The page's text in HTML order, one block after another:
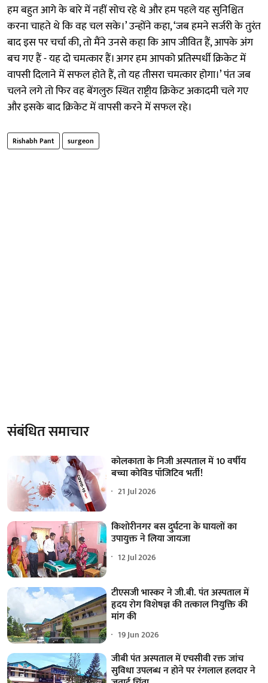
हम बहुत आगे के बारे में नहीं सोच रहे थे और हम पहले यह सुनिश्चित
करना चाहते थे कि वह चल सके।’ उन्होंने कहा, ‘जब हमने सर्जरी के तुरंत
बाद इस पर चर्चा की, तो मैंने उनसे कहा कि आप जीवित हैं, आपके अंग
बच गए हैं - यह दो चमत्कार हैं। अगर हम आपको प्रतिस्पर्धी क्रिकेट में
वापसी दिलाने में सफल होते हैं, तो यह तीसरा चमत्कार होगा।’ पंत जब
चलने लगे तो फिर वह बेंगलुरु स्थित राष्ट्रीय क्रिकेट अकादमी चले गए
और इसके बाद क्रिकेट में वापसी करने में सफल रहे।
Rishabh Pant surgeon
संबंधित समाचार
कोलकाता के निजी अस्पताल में 10 वर्षीय
बच्चा कोविड पॉजिटिव भर्ती!
21 Jul 2026
किशोरीनगर बस दुर्घटना के घायलों का
उपायुक्त ने लिया जायजा
12 Jul 2026
टीएसजी भास्कर ने जी.बी. पंत अस्पताल में
हृदय रोग विशेषज्ञ की तत्काल नियुक्ति की
मांग की
19 Jun 2026
जीबी पंत अस्पताल में एचसीवी रक्त जांच
सुविधा उपलब्ध न होने पर रंगलाल हलदार ने